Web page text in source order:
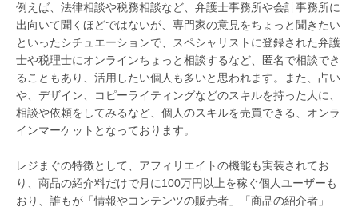
例えば、法律相談や税務相談など、弁護士事務所や会計事務所に
出向いて聞くほどではないが、専門家の意見をちょっと聞きたい
といったシチュエーションで、スペシャリストに登録された弁護
士や税理士にオンラインちょっと相談するなど、匿名で相談でき
ることもあり、活用したい個人も多いと思われます。また、占い
や、デザイン、コピーライティングなどのスキルを持った人に、
相談や依頼をしてみるなど、個人のスキルを売買できる、オンラ
インマーケットとなっております。
レジまぐの特徴として、アフィリエイトの機能も実装されてお
り、商品の紹介料だけで月に100万円以上を稼ぐ個人ユーザーも
おり、誰もが「情報やコンテンツの販売者」「商品の紹介者」